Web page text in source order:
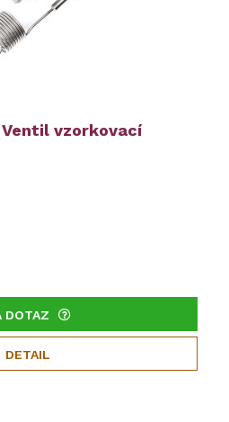
vzorkovací
DOTAZ
DETAIL